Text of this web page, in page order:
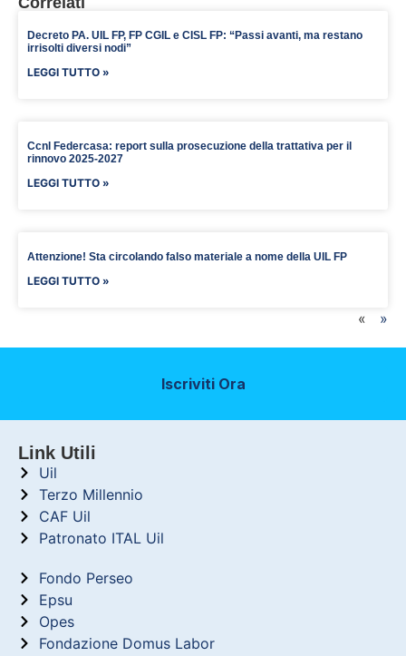
Decreto PA. UIL FP, FP CGIL e CISL FP: “Passi avanti, ma restano
irrisolti diversi nodi”
LEGGI TUTTO »
Ccnl Federcasa: report sulla prosecuzione della trattativa per il
rinnovo 2025-2027
LEGGI TUTTO »
Attenzione! Sta circolando falso materiale a nome della UIL FP
LEGGI TUTTO »
« »
Iscriviti Ora
Link Utili
Uil
Terzo Millennio
CAF Uil
Patronato ITAL Uil
Fondo Perseo
Epsu
Opes
Fondazione Domus Labor